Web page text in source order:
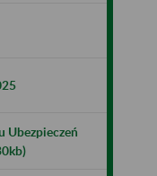
Ubezpieczeń